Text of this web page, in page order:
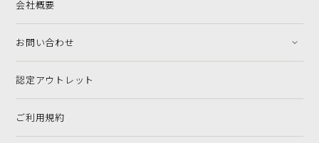
会社概要
お問い合わせ
認定アウトレット
ご利用規約